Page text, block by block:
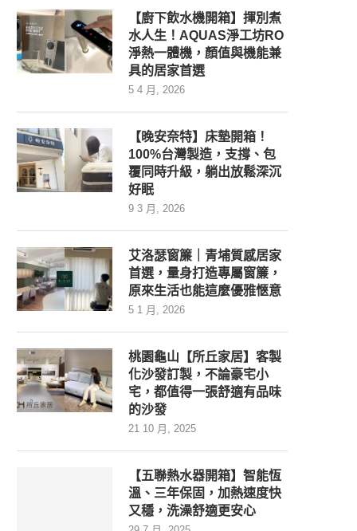
【廚下飲水機開箱】揮別煮
水人生！AQUAS淨工坊RO
淨熱一體機，顏值與機能兼
具的居家首選
5 4 月, 2026
【晚安奈特】床墊開箱！
100%台灣製造，支撐、包
覆同時升級，躺出放鬆深沉
好眠
9 3 月, 2026
艾洛瑟窗簾｜青埔質感居家
首選，量身打造專屬窗簾，
原來生活也能這麼優雅愜意
5 1 月, 2026
桃園龜山【所丘家居】客製
化沙發訂製，不論豪宅小
宅，都值得一張舒適有品味
的沙發
21 10 月, 2025
【五聯熱水器開箱】智能恆
溫、三年保固，加熱速度快
又穩，洗澡舒適更安心